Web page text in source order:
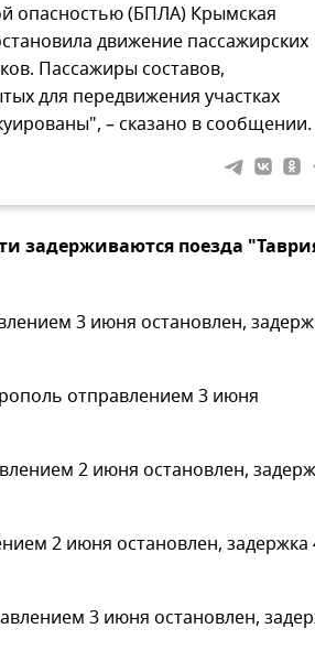
опасностью (БПЛА) Крымская
движение пассажирских
Пассажиры составов,
для передвижения участках
– сказано в сообщении.
задерживаются поезда
3 июня остановлен,
отправлением 3 июня
2 июня остановлен,
2 июня остановлен, задержка
3 июня остановлен,